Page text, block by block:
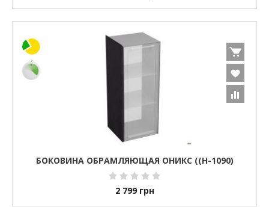
БОКОВИНА ОБРАМЛЯЮЩАЯ ОНИКС ((H-1090)
2 799 грн